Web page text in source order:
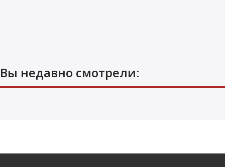
Вы недавно смотрели: